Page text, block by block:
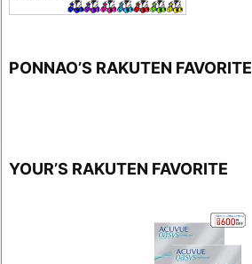
PONNAO’S RAKUTEN FAVORITE
YOUR’S RAKUTEN FAVORITE